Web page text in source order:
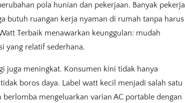
pola hunian dan pekerjaan. Banyak pekerja
butuh ruangan kerja nyaman di rumah tanpa harus
Terbaik menawarkan keunggulan: mudah
yang relatif sederhana.
juga meningkat. Konsumen kini tidak hanya
boros daya. Label watt kecil menjadi salah satu
mengeluarkan varian AC portable dengan